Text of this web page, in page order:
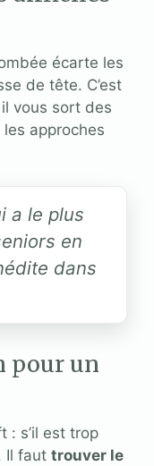
écarte les
de tête. C’est
vous sort des
approches
a le plus
en
dans
pour un
: s’il est trop
Il faut trouver le